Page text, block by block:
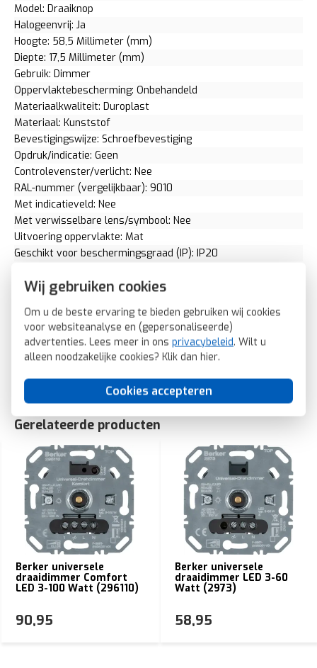
Wij gebruiken cookies
Om u de beste ervaring te bieden gebruiken wij cookies
voor websiteanalyse en (gepersonaliseerde)
advertenties. Lees meer in ons privacybeleid. Wilt u
alleen noodzakelijke cookies? Klik dan hier.
Cookies accepteren
Model: Draaiknop
Halogeenvrij: Ja
Hoogte: 58,5 Millimeter (mm)
Diepte: 17,5 Millimeter (mm)
Gebruik: Dimmer
Oppervlaktebescherming: Onbehandeld
Materiaalkwaliteit: Duroplast
Materiaal: Kunststof
Bevestigingswijze: Schroefbevestiging
Opdruk/indicatie: Geen
Controlevenster/verlicht: Nee
RAL-nummer (vergelijkbaar): 9010
Met indicatieveld: Nee
Met verwisselbare lens/symbool: Nee
Uitvoering oppervlakte: Mat
Geschikt voor beschermingsgraad (IP): IP20
Aftastsymbool / barrièrevrij: Nee
Berker dimmerknop draaidimmer Q1/Q3/Q7 wit (11376089)
SKU: Berker 11376089
EAN: 4011334312826
Gerelateerde producten
Berker universele
draaidimmer Comfort
LED 3-100 Watt (296110)
90,95
Berker universele
draaidimmer LED 3-60
Watt (2973)
58,95